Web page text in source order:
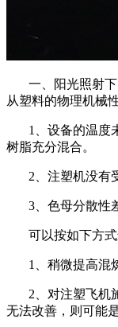
一、阳光照射下
从塑料的物理机械
1、设备的温度未
树脂充分混合。
2、注塑机没有受
3、色母分散性差
可以按如下方式
1、稍微提高混炼
2、对注塑飞机施
无法改善，则可能